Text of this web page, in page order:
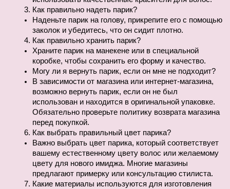
Как правильно надеть парик?
Наденьте парик на голову, прикрепите его с помощью
заколок и убедитесь, что он сидит плотно.
Как правильно хранить парик?
Храните парик на манекене или в специальной
коробке, чтобы сохранить его форму и качество.
Могу ли я вернуть парик, если он мне не подходит?
В зависимости от магазина или интернет-магазина,
возможно вернуть парик, если он не был
использован и находится в оригинальной упаковке.
Обязательно проверьте политику возврата магазина
перед покупкой.
Как выбрать правильный цвет парика?
Важно выбрать цвет парика, который соответствует
вашему естественному цвету волос или желаемому
цвету для нового имиджа. Многие магазины
предлагают примерку или консультацию стилиста.
Какие материалы используются для изготовления